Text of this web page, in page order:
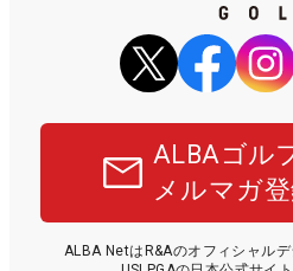
ALBAゴル
メルマガ
ALBA NetはR&Aのオフィシャル